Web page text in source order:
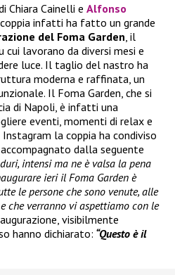
Chiara Cainelli e Alfonso
infatti ha fatto un grande
del Foma Garden , il
lavorano da diversi mesi e
luce. Il taglio del nastro ha
moderna e raffinata, un
Il Foma Garden, che si
di Napoli, è infatti una
eventi, momenti di relax e
la coppia ha condiviso
dalla seguente
intensi ma ne è valsa la pena
ieri il Foma Garden è
le persone che sono venute, alle
che verranno vi aspettiamo con le
visibilmente
hanno dichiarato: “Questo è il